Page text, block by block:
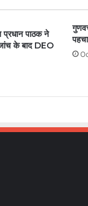
पाठक ने
के बाद DEO